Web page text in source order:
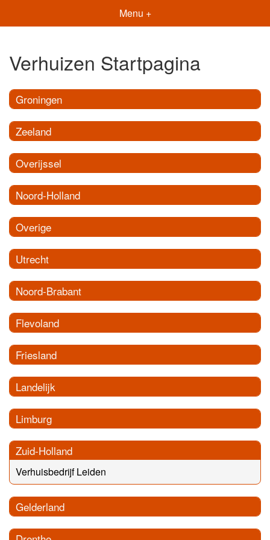
Menu +
Verhuizen Startpagina
Groningen
Zeeland
Overijssel
Noord-Holland
Overige
Utrecht
Noord-Brabant
Flevoland
Friesland
Landelijk
Limburg
Zuid-Holland
Verhuisbedrijf Leiden
Gelderland